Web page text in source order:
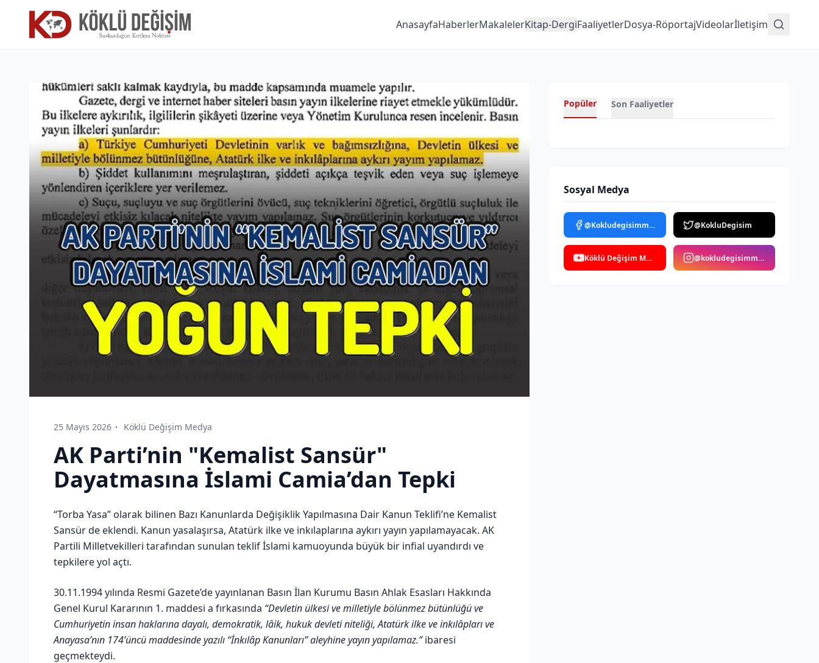
AnasayfaHaberlerMakalelerKitap-DergiFaaliyetlerDosya-RöportajVideolarİletişim
25 Mayıs 2026 Köklü Değişim Medya
AK Parti’nin "Kemalist Sansür"
Dayatmasına İslami Camia’dan Tepki
“Torba Yasa” olarak bilinen Bazı Kanunlarda Değişiklik Yapılmasına Dair Kanun Teklifi’ne Kemalist
Sansür de eklendi. Kanun yasalaşırsa, Atatürk ilke ve inkılaplarına aykırı yayın yapılamayacak. AK
Partili Milletvekilleri tarafından sunulan teklif İslami kamuoyunda büyük bir infial uyandırdı ve
tepkilere yol açtı.
30.11.1994 yılında Resmi Gazete’de yayınlanan Basın İlan Kurumu Basın Ahlak Esasları Hakkında
Genel Kurul Kararının 1. maddesi a fırkasında “Devletin ülkesi ve milletiyle bölünmez bütünlüğü ve
Cumhuriyetin insan haklarına dayalı, demokratik, lâik, hukuk devleti niteliği, Atatürk ilke ve inkılâpları ve
Anayasa’nın 174’üncü maddesinde yazılı “İnkılâp Kanunları” aleyhine yayın yapılamaz.”ibaresi
geçmekteydi.
Popüler Son Faaliyetler
Sosyal Medya
@Kokludegisimmedya @KokluDegisim
Köklü Değişim Medya @kokludegisimmedya